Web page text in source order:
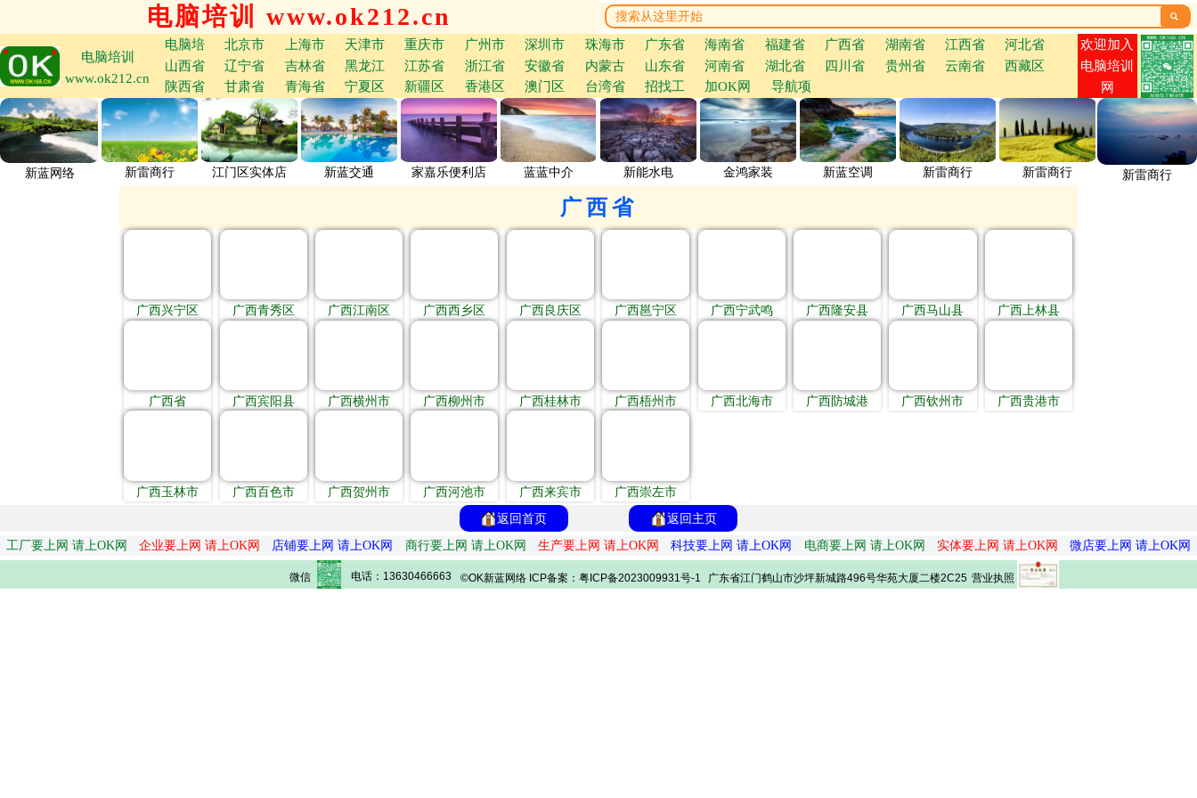
电脑培训 www.ok212.cn 
电脑培训
www.ok212.cn
电脑培 北京市 上海市 天津市 重庆市 广州市 深圳市 珠海市 广东省 海南省 福建省 广西省 湖南省 江西省
河北省
山西省
辽宁省 吉林省 黑龙江 江苏省 浙江省 安徽省 内蒙古 山东省 河南省 湖北省 四川省 贵州省 云南省
西藏区
陕西省
甘肃省 青海省 宁夏区 新疆区 香港区 澳门区 台湾省 招找工 加OK网 导航项
欢迎加入
电脑培训
网
新蓝网络 新雷商行 江门区实体店 新蓝交通 家嘉乐便利店 蓝蓝中介 新能水电 金鸿家装 新蓝空调 新雷商行 新雷商行 新雷商行
广西省
广西兴宁区 广西青秀区 广西江南区 广西西乡区 广西良庆区 广西邕宁区 广西宁武鸣 广西隆安县 广西马山县 广西上林县
广西省 广西宾阳县 广西横州市 广西柳州市 广西桂林市 广西梧州市 广西北海市 广西防城港 广西钦州市 广西贵港市
广西玉林市 广西百色市 广西贺州市 广西河池市 广西来宾市
广西崇左市
返回首页
返回主页
工厂要上网 请上OK网
企业要上网 请上OK网 店铺要上网 请上OK网 商行要上网 请上OK网 生产要上网 请上OK网 科技要上网 请上OK网 电商要上网 请上OK网 实体要上网 请上OK网 微店要上网 请上OK网
微信 电话：13630466663 ©OK新蓝网络 ICP备案：粤ICP备2023009931号-1 广东省江门鹤山市沙坪新城路496号华苑大厦二楼2C25 营业执照